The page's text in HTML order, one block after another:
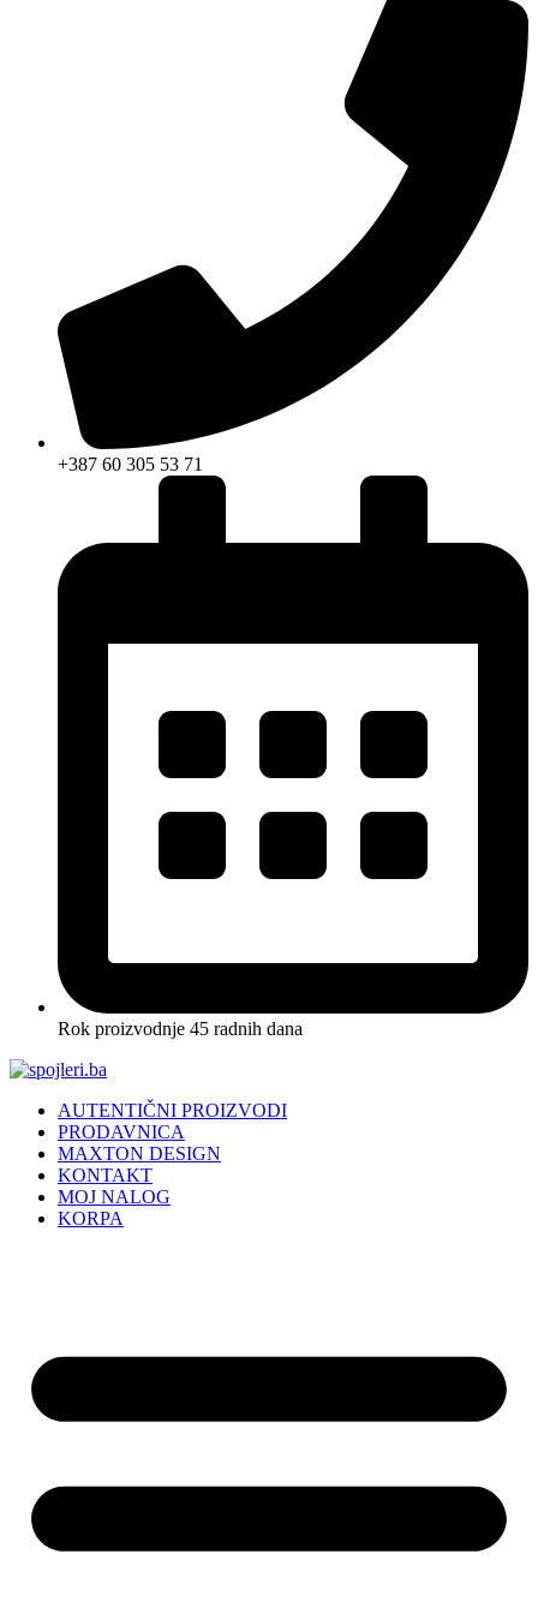
+387 60 305 53 71
Rok proizvodnje 45 radnih dana
AUTENTIČNI PROIZVODI
PRODAVNICA
MAXTON DESIGN
KONTAKT
MOJ NALOG
KORPA